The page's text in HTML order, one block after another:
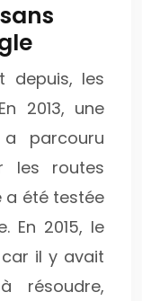
depuis, les
2013, une
parcouru
les routes
a été testée
En 2015, le
il y avait
résoudre,